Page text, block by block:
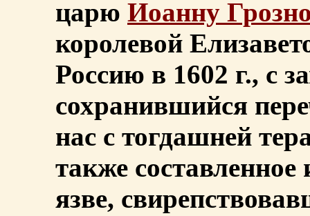
царю Иоанну
королевой
Россию в 1602 г., с
сохранившийся
нас с тогдашней
также
язве,